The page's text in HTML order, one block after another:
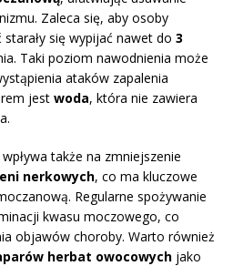
Zaleca się, aby osoby
się wypijać nawet do 3
Taki poziom nawodnienia może
ataków zapalenia
jest woda, która nie zawiera
także na zmniejszenie
nerkowych, co ma kluczowe
Regularne spożywanie
kwasu moczowego, co
objawów choroby. Warto również
herbat owocowych jako